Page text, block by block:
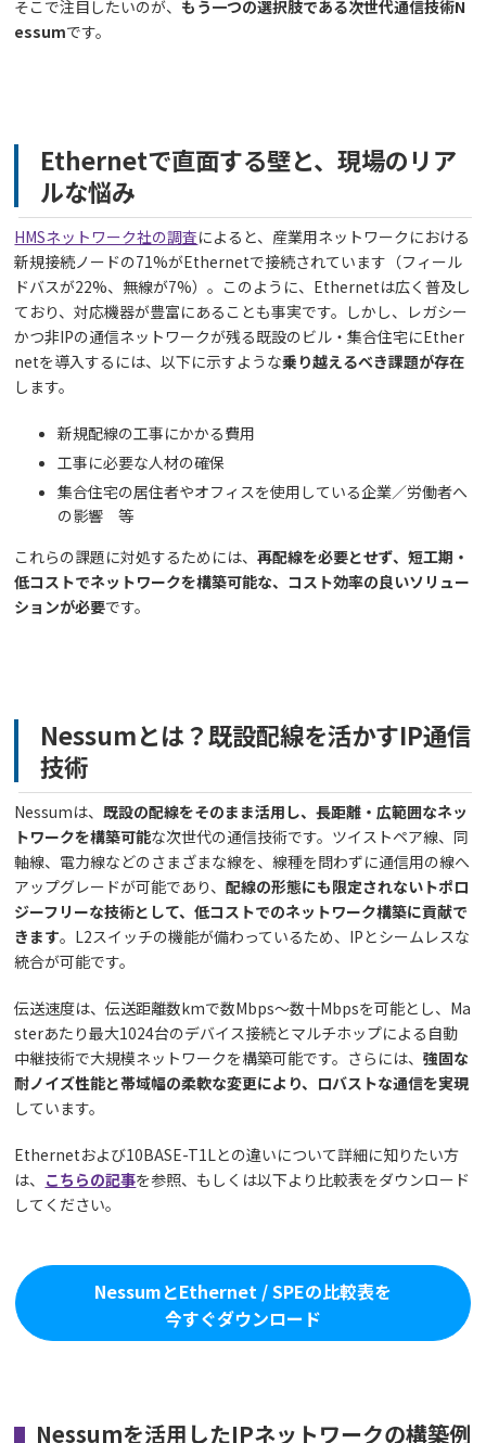
そこで注目したいのが、 もう一つの選択肢である次世代通信技術N
essumです。
Ethernetで直面する壁と、現場のリア
ルな悩み
HMSネットワーク社の調査によると、産業用ネットワークにおける
新規接続ノードの71%がEthernetで接続されています（フィール
ドバスが22%、無線が7%）。このように、Ethernetは広く普及し
ており、対応機器が豊富にあることも事実です。しかし、レガシー
かつ非IPの通信ネットワークが残る既設のビル・集合住宅にEther
netを導入するには、以下に示すような乗り越えるべき課題が存在
します。
新規配線の工事にかかる費用
工事に必要な人材の確保
集合住宅の居住者やオフィスを使用している企業／労働者へ
の影響 等
これらの課題に対処するためには、再配線を必要とせず、短工期・
低コストでネットワークを構築可能な、コスト効率の良いソリュー
ションが必要です。
Nessumとは？既設配線を活かすIP通信
技術
Nessumは、既設の配線をそのまま活用し、長距離・広範囲なネッ
トワークを構築可能な次世代の通信技術です。ツイストペア線、同
軸線、電力線などのさまざまな線を、線種を問わずに通信用の線へ
アップグレードが可能であり、配線の形態にも限定されないトポロ
ジーフリーな技術として、低コストでのネットワーク構築に貢献で
きます。L2スイッチの機能が備わっているため、IPとシームレスな
統合が可能です。
伝送速度は、伝送距離数kmで数Mbps～数十Mbpsを可能とし、Ma
sterあたり最大1024台のデバイス接続とマルチホップによる自動
中継技術で大規模ネットワークを構築可能です。さらには、強固な
耐ノイズ性能と帯域幅の柔軟な変更により、ロバストな通信を実現
しています。
Ethernetおよび10BASE-T1Lとの違いについて詳細に知りたい方
は、 こちらの記事を参照、もしくは以下より比較表をダウンロード
してください。
NessumとEthernet / SPEの比較表を
今すぐダウンロード
Nessumを活用したIPネットワークの構築例